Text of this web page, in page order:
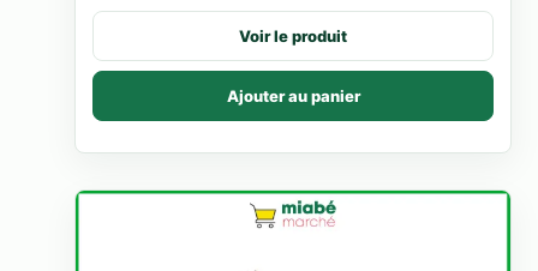
Voir le produit
Ajouter au panier